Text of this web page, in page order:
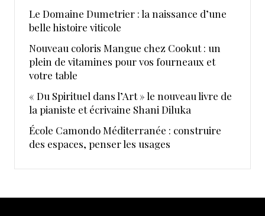
Le Domaine Dumetrier : la naissance d’une
belle histoire viticole
Nouveau coloris Mangue chez Cookut : un
plein de vitamines pour vos fourneaux et
votre table
« Du Spirituel dans l’Art » le nouveau livre de
la pianiste et écrivaine Shani Diluka
École Camondo Méditerranée : construire
des espaces, penser les usages